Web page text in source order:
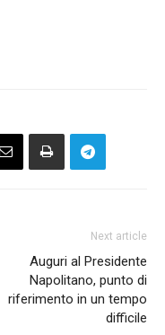
Next article
Auguri al Presidente
Napolitano, punto di
riferimento in un tempo
difficile